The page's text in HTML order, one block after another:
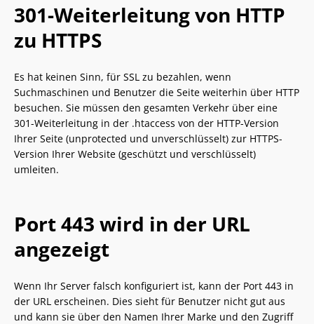
301-Weiterleitung von HTTP
zu HTTPS
Es hat keinen Sinn, für SSL zu bezahlen, wenn
Suchmaschinen und Benutzer die Seite weiterhin über HTTP
besuchen. Sie müssen den gesamten Verkehr über eine
301-Weiterleitung in der .htaccess von der HTTP-Version
Ihrer Seite (unprotected und unverschlüsselt) zur HTTPS-
Version Ihrer Website (geschützt und verschlüsselt)
umleiten.
Port 443 wird in der URL
angezeigt
Wenn Ihr Server falsch konfiguriert ist, kann der Port 443 in
der URL erscheinen. Dies sieht für Benutzer nicht gut aus
und kann sie über den Namen Ihrer Marke und den Zugriff